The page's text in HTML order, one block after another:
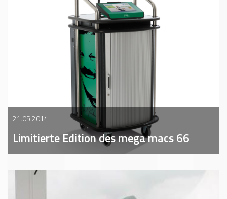
21.05.2014
Limitierte Edition des mega macs 66